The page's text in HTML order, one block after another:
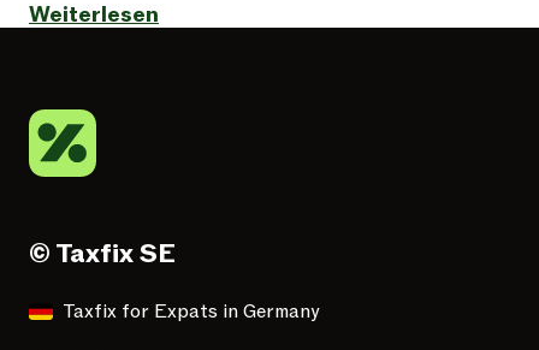
Weiterlesen
© Taxfix SE
Taxfix for Expats in Germany